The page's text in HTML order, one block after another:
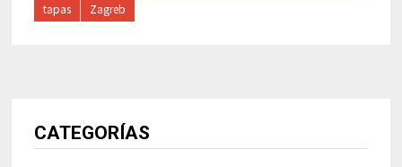
tapas
Zagreb
CATEGORÍAS